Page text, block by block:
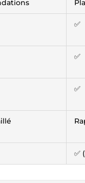
✅
✅
✅
✅